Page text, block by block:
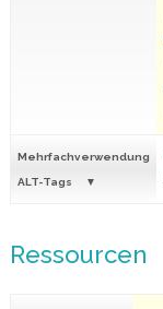
Mehrfachverwendung
ALT-Tags
Ressourcen